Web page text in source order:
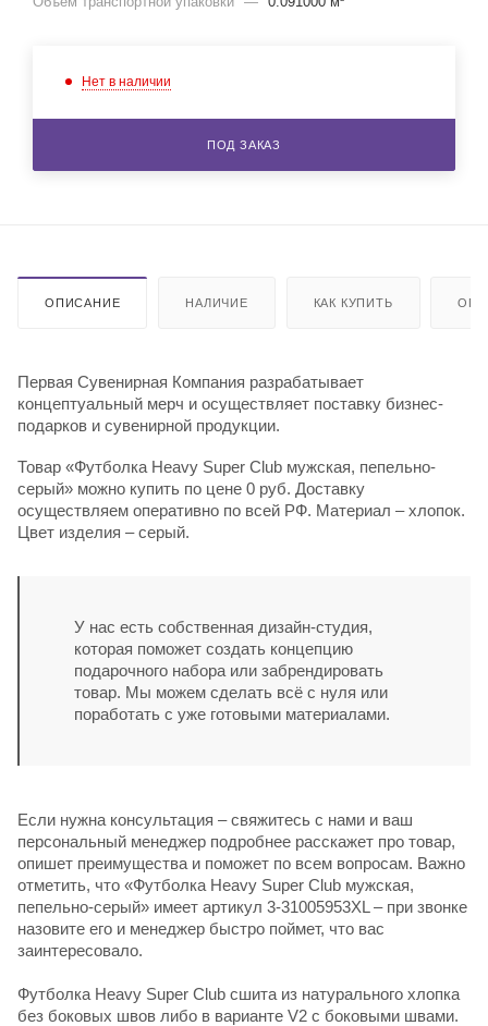
Нет в наличии
ПОД ЗАКАЗ
ОПИСАНИЕ НАЛИЧИЕ КАК КУПИТЬ
Первая Сувенирная Компания разрабатывает
концептуальный мерч и осуществляет поставку бизнес-
подарков и сувенирной продукции.
Товар «Футболка Heavy Super Club мужская, пепельно-
серый» можно купить по цене 0 руб. Доставку
осуществляем оперативно по всей РФ. Материал – хлопок.
Цвет изделия – серый.
У нас есть собственная дизайн-студия,
которая поможет создать концепцию
подарочного набора или забрендировать
товар. Мы можем сделать всё с нуля или
поработать с уже готовыми материалами.
Если нужна консультация – свяжитесь с нами и ваш
персональный менеджер подробнее расскажет про товар,
опишет преимущества и поможет по всем вопросам. Важно
отметить, что «Футболка Heavy Super Club мужская,
пепельно-серый» имеет артикул 3-31005953XL – при звонке
назовите его и менеджер быстро поймет, что вас
заинтересовало.
Футболка Heavy Super Club сшита из натурального хлопка
без боковых швов либо в варианте V2 с боковыми швами.